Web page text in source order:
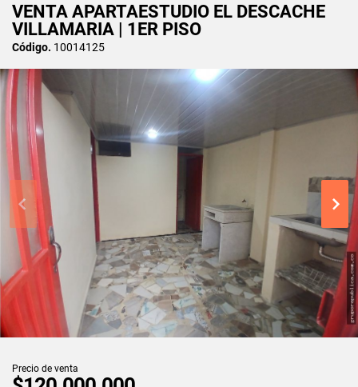
VENTA APARTAESTUDIO EL DESCACHE
VILLAMARIA | 1ER PISO
Código. 10014125
Precio de venta